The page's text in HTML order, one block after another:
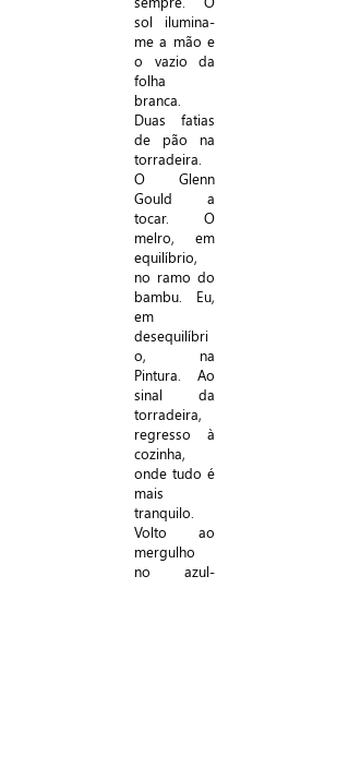
sol ilumina-
me a mão e
o vazio da
folha
branca.
Duas fatias
de pão na
torradeira.
O Glenn
Gould a
tocar. O
melro, em
equilíbrio,
no ramo do
bambu. Eu,
em
desequilíbri
o, na
Pintura. Ao
sinal da
torradeira,
regresso à
cozinha,
onde tudo é
mais
tranquilo.
Volto ao
mergulho
no azul-